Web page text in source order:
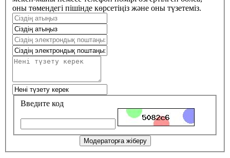
оны төмендегі пішінде көрсетіңіз және оны түзетеміз.
Введите код
Модераторға жіберу